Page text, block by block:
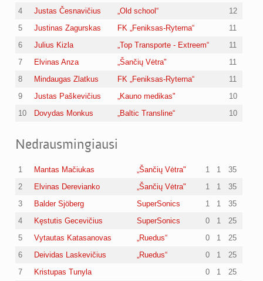
4
Justas Česnavičius „Old school“
12
5
Justinas Zagurskas FK „Feniksas-Ryterna“
11
6
Julius Kizla „Top Transporte - Extreem“
11
7
Elvinas Anza „Šančių Vėtra"
11
8
Mindaugas Zlatkus FK „Feniksas-Ryterna“
11
9
Justas Paškevičius „Kauno medikas"
10
10
Dovydas Monkus „Baltic Transline“ 10
Nedrausmingiausi
1 Mantas Mačiukas „Šančių Vėtra" 1 1
35
2
Elvinas Derevianko „Šančių Vėtra" 1 1
35
3
Balder Sjöberg SuperSonics 1 1
35
4
Kęstutis Gecevičius SuperSonics 0 1
25
5
Vytautas Katasanovas „Ruedus“ 0 1
25
6
Deividas Laskevičius „Ruedus“ 0 1
25
7
Kristupas Tunyla 0 1 25